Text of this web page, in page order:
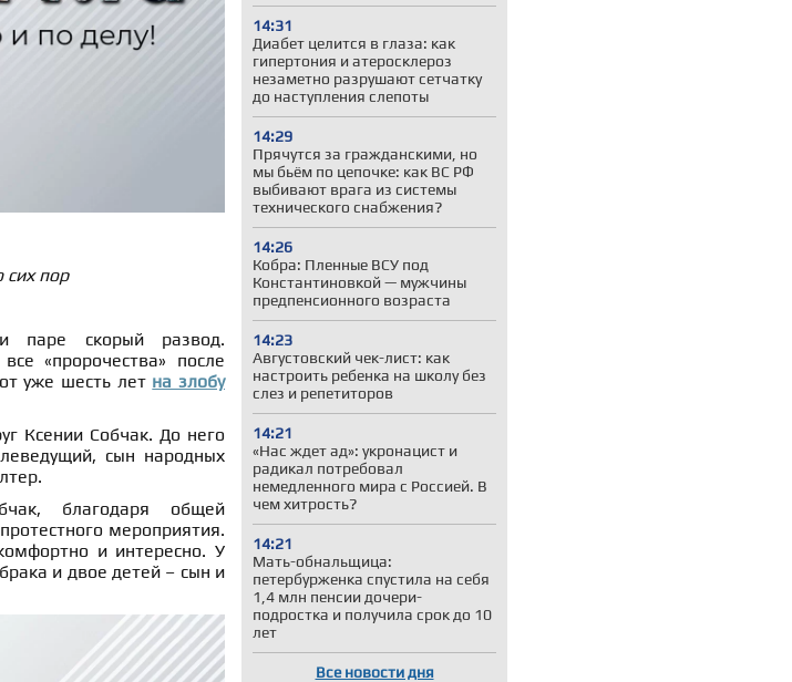
14:31
Диабет целится в глаза: как
гипертония и атеросклероз
незаметно разрушают сетчатку
до наступления слепоты
14:29
Прячутся за гражданскими, но
мы бьём по цепочке: как ВС РФ
выбивают врага из системы
технического снабжения?
14:26
Кобра: Пленные ВСУ под
Константиновкой — мужчины
предпенсионного возраста
14:23
Августовский чек-лист: как
настроить ребенка на школу без
слез и репетиторов
14:21
«Нас ждет ад»: укронацист и
радикал потребовал
немедленного мира с Россией. В
чем хитрость?
14:21
Мать-обнальщица:
петербурженка спустила на себя
1,4 млн пенсии дочери-
подростка и получила срок до 10
лет
Все новости дня
сих пор
паре скорый развод.
«пророчества» после
уже шесть лет на злобу
Ксении Собчак. До него
сын народных
благодаря общей
мероприятия.
и интересно. У
и двое детей – сын и